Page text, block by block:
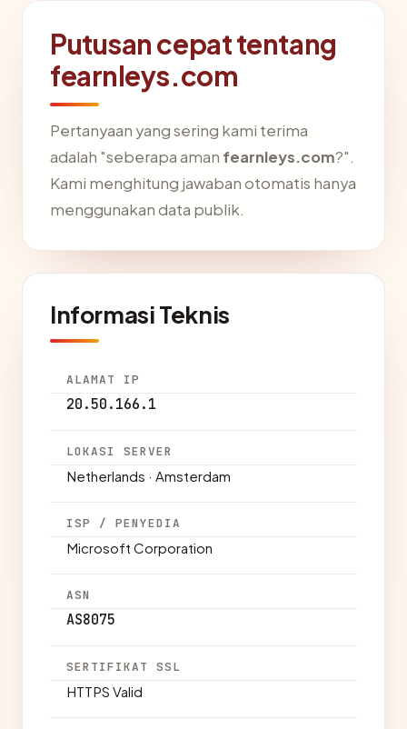
Putusan cepat tentang
fearnleys.com
Pertanyaan yang sering kami terima
adalah "seberapa aman fearnleys.com?".
Kami menghitung jawaban otomatis hanya
menggunakan data publik.
Informasi Teknis
ALAMAT IP
20.50.166.1
LOKASI SERVER
Netherlands · Amsterdam
ISP / PENYEDIA
Microsoft Corporation
ASN
AS8075
SERTIFIKAT SSL
HTTPS Valid